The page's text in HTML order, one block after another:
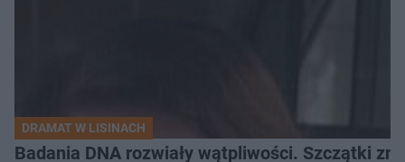
DRAMAT W LISINACH
Badania DNA rozwiały wątpliwości. Szczątki